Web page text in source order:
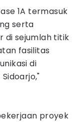
1A termasuk
serta
di sejumlah titik
fasilitas
di
proyek